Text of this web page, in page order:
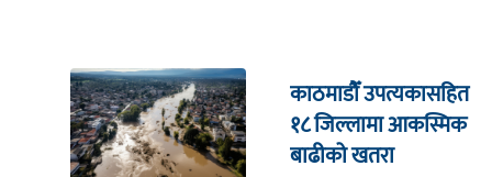
काठमाडौँ उपत्यकासहित
१८ जिल्लामा आकस्मिक
बाढीको खतरा